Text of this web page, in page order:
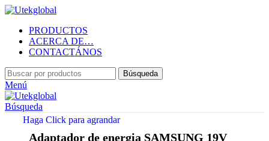
PRODUCTOS
ACERCA DE…
CONTACTÁNOS
Búsqueda
Menú
Búsqueda
Haga Click para agrandar
Adaptador de energia SAMSUNG 19V